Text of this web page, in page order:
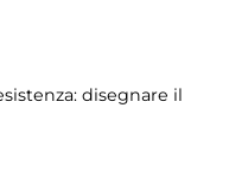
disegnare il